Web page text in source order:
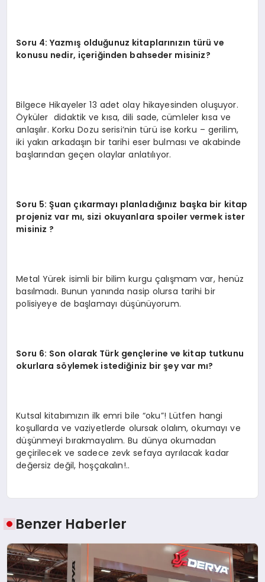
Soru 4: Yazmış olduğunuz kitaplarınızın türü ve
konusu nedir, içeriğinden bahseder misiniz?
Bilgece Hikayeler 13 adet olay hikayesinden oluşuyor.
Öyküler didaktik ve kısa, dili sade, cümleler kısa ve
anlaşılır. Korku Dozu serisi’nin türü ise korku – gerilim,
iki yakın arkadaşın bir tarihi eser bulması ve akabinde
başlarından geçen olaylar anlatılıyor.
Soru 5: Şuan çıkarmayı planladığınız başka bir kitap
projeniz var mı, sizi okuyanlara spoiler vermek ister
misiniz ?
Metal Yürek isimli bir bilim kurgu çalışmam var, henüz
basılmadı. Bunun yanında nasip olursa tarihi bir
polisiyeye de başlamayı düşünüyorum.
Soru 6: Son olarak Türk gençlerine ve kitap tutkunu
okurlara söylemek istediğiniz bir şey var mı?
Kutsal kitabımızın ilk emri bile “oku”! Lütfen hangi
koşullarda ve vaziyetlerde olursak olalım, okumayı ve
düşünmeyi bırakmayalım. Bu dünya okumadan
geçirilecek ve sadece zevk sefaya ayrılacak kadar
değersiz değil, hoşçakalın!..
Benzer Haberler